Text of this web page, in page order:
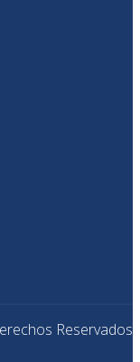
Reservados